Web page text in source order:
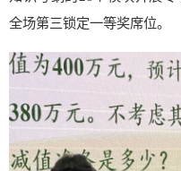
全场第三锁定一等奖席位。